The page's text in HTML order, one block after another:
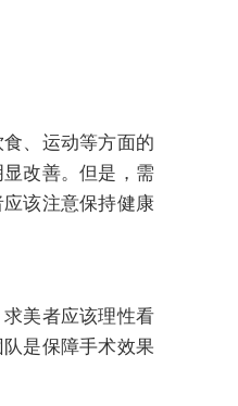
、运动等方面的
改善。但是，需
该注意保持健康
美者应该理性看
是保障手术效果